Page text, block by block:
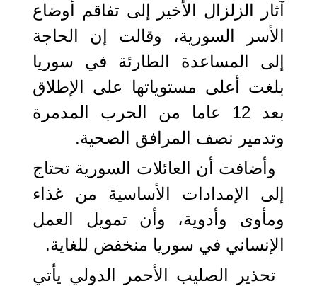
آثار الزلزال الأخير إلى تفاقم أوضاع
الأسر السورية، وقالت إن الحاجة
إلى المساعدة الطارئة في سوريا
بلغت أعلى مستوياتها على الإطلاق
بعد 12 عاما من الحرب المدمرة
وتدمير نصف المرافق الصحية.
وأضافت أن العائلات السورية تحتاج
إلى الإمدادات الأساسية من غذاء
ومأوى وأدوية، وأن تمويل العمل
الإنساني في سوريا منخفض للغاية.
تحذير الصليب الأحمر الدولي يأتي